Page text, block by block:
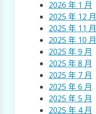
2026 年 1 月
2025 年 12 月
2025 年 11 月
2025 年 10 月
2025 年 9 月
2025 年 8 月
2025 年 7 月
2025 年 6 月
2025 年 5 月
2025 年 4 月